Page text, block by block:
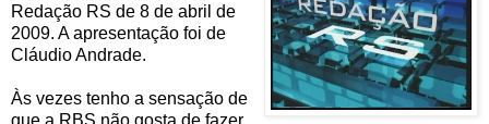
Redação RS de 8 de abril de
2009. A apresentação foi de
Cláudio Andrade.
Às vezes tenho a sensação de
que a RBS não gosta de fazer